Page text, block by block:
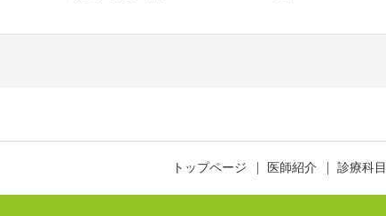
トップページ 医師紹介 診療科目